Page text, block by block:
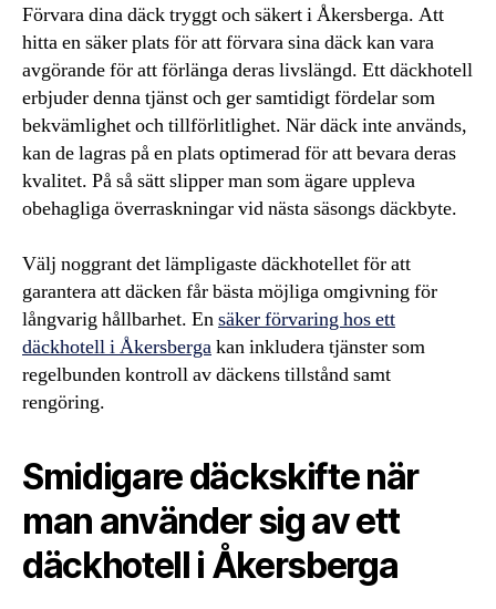
Förvara dina däck tryggt och säkert i Åkersberga. Att
hitta en säker plats för att förvara sina däck kan vara
avgörande för att förlänga deras livslängd. Ett däckhotell
erbjuder denna tjänst och ger samtidigt fördelar som
bekvämlighet och tillförlitlighet. När däck inte används,
kan de lagras på en plats optimerad för att bevara deras
kvalitet. På så sätt slipper man som ägare uppleva
obehagliga överraskningar vid nästa säsongs däckbyte.
Välj noggrant det lämpligaste däckhotellet för att
garantera att däcken får bästa möjliga omgivning för
långvarig hållbarhet. Ensäker förvaring hos ett
däckhotell i Åkersbergakan inkludera tjänster som
regelbunden kontroll av däckens tillstånd samt
rengöring.
Smidigare däckskifte när
man använder sig av ett
däckhotell i Åkersberga